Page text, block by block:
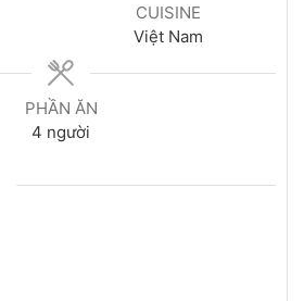
CUISINE
Việt Nam
PHẦN ĂN
4 người